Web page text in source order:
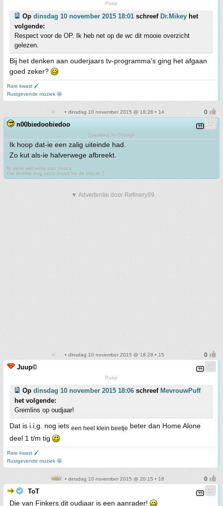
Poep
Op dinsdag 10 november 2015 18:01 schreef Dr.Mikey het
volgende:
Respect voor de OP. Ik heb net op de wc dit mooie overzicht
gelezen.
Bij het denken aan ouderjaars tv-programma's ging het afgaan
goed zeker?
Rare kwast 🖌
Rustgevende muziek 🤩
• dinsdag 10 november 2015 @ 18:28 • 14
n00biedoobiedoo
Speaking In Thongs
Ik hoop dat-ie een zalig uiteinde had.
Zo kut als-ie halverwege afbreekt.
Ik denk wel eens aan Ionica
Die deelde nog eens staart tot de macht 7
▼ Advertentie door Refinery89
• dinsdag 10 november 2015 @ 18:28 • 15
Juup©
Poep
Op dinsdag 10 november 2015 18:06 schreef MevrouwPuff
het volgende:
Gremlins op oudjaar!
Dat is i.i,g. nog iets een heel klein beetje beter dan Home Alone
deel 1 t/m tig
Rare kwast 🖌
Rustgevende muziek 🤩
• dinsdag 10 november 2015 @ 20:15 • 16
ToT
Die van Finkers dit oudjaar is een aanrader!